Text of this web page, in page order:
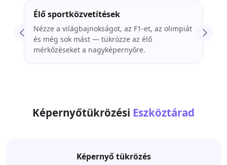
Élő sportközvetítések
Nézze a világbajnokságot, az F1-et, az olimpiát
és még sok mást — tükrözze az élő
mérkőzéseket a nagyképernyőre.
Képernyőtükrözési Eszköztárad
Képernyő tükrözés